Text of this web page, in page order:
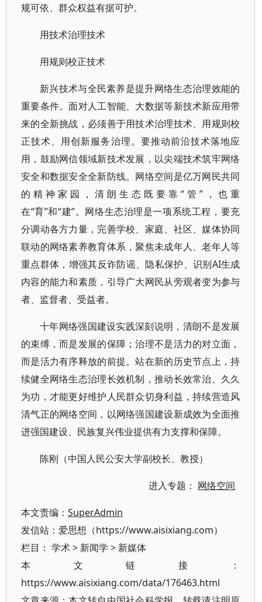
规可依、群众权益有据可护。
用技术治理技术
用规则校正技术
新兴技术与全民素养是提升网络生态治理效能的
重要条件。面对人工智能、大数据等新技术新应用带
来的全新挑战，必须善于用技术治理技术、用规则校
正技术、用创新服务治理。要推动前沿技术落地应
用，鼓励网信领域新技术发展，以尖端技术筑牢网络
安全和数据安全全新防线。网络空间是亿万网民共同
的精神家园，清朗生态既要靠“管”，也重
在“育”和“建”。网络生态治理是一项系统工程，要充
分调动各方力量，完善学校、家庭、社区、媒体协同
联动的网络素养教育体系，聚焦未成年人、老年人等
重点群体，增强其反诈防谣、隐私保护、识别AI生成
内容的能力和素质，引导广大网民从旁观者变为参与
者、监督者、受益者。
十年网络强国建设实践深刻说明，清朗不是发展
的束缚，而是发展的保障；治理不是活力的对立面，
而是活力有序释放的前提。站在新的历史节点上，持
续健全网络生态治理长效机制，推动长效常治、久久
为功，才能更好维护人民群众切身利益，持续营造风
清气正的网络空间，以网络强国建设新成效为全面推
进强国建设、民族复兴伟业提供有力支撑和保障。
陈刚（中国人民公安大学副校长、教授）
进入专题： 网络空间
本文责编： SuperAdmin
发信站：爱思想（https://www.aisixiang.com）
栏目： 学术> 新闻学 > 新媒体
本文链接：
https://www.aisixiang.com/data/176463.html